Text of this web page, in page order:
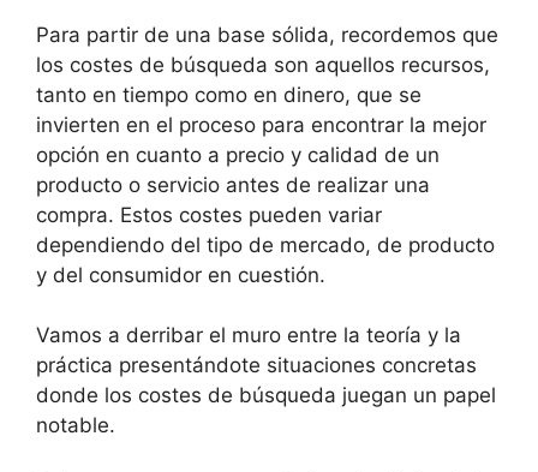
Para partir de una base sólida, recordemos que
los costes de búsqueda son aquellos recursos,
tanto en tiempo como en dinero, que se
invierten en el proceso para encontrar la mejor
opción en cuanto a precio y calidad de un
producto o servicio antes de realizar una
compra. Estos costes pueden variar
dependiendo del tipo de mercado, de producto
y del consumidor en cuestión.
Vamos a derribar el muro entre la teoría y la
práctica presentándote situaciones concretas
donde los costes de búsqueda juegan un papel
notable.